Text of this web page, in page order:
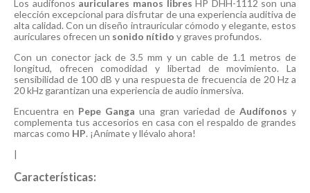
Los audífonos auriculares manos libres HP DHH-1112 son una
elección excepcional para disfrutar de una experiencia auditiva de
alta calidad. Con un diseño intrauricular cómodo y elegante, estos
auriculares ofrecen un sonido nítido y graves profundos.
Con un conector jack de 3.5 mm y un cable de 1.1 metros de
longitud, ofrecen comodidad y libertad de movimiento. La
sensibilidad de 100 dB y una respuesta de frecuencia de 20 Hz a
20 kHz garantizan una experiencia de audio inmersiva.
Encuentra en Pepe Ganga una gran variedad de Audífonos y
complementa tus accesorios en casa con el respaldo de grandes
marcas como HP. ¡Anímate y llévalo ahora!
|
Características: